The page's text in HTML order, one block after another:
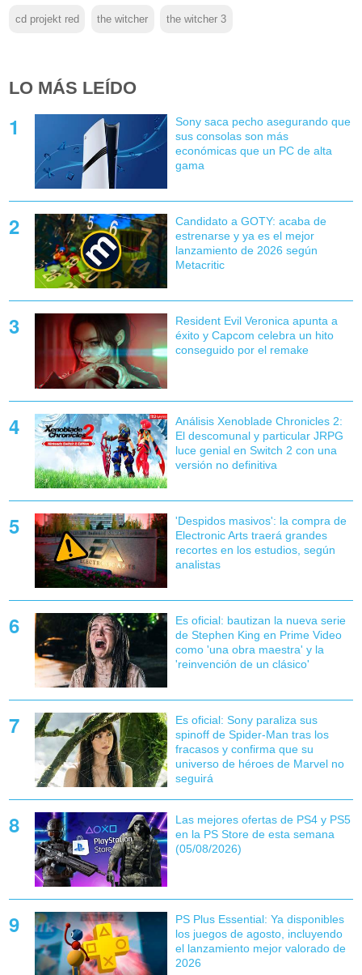
cd projekt red the witcher the witcher 3
LO MÁS LEÍDO
Sony saca pecho asegurando que
sus consolas son más
económicas que un PC de alta
gama
Candidato a GOTY: acaba de
estrenarse y ya es el mejor
lanzamiento de 2026 según
Metacritic
Resident Evil Veronica apunta a
éxito y Capcom celebra un hito
conseguido por el remake
Análisis Xenoblade Chronicles 2:
El descomunal y particular JRPG
luce genial en Switch 2 con una
versión no definitiva
'Despidos masivos': la compra de
Electronic Arts traerá grandes
recortes en los estudios, según
analistas
Es oficial: bautizan la nueva serie
de Stephen King en Prime Video
como 'una obra maestra' y la
'reinvención de un clásico'
Es oficial: Sony paraliza sus
spinoff de Spider-Man tras los
fracasos y confirma que su
universo de héroes de Marvel no
seguirá
Las mejores ofertas de PS4 y PS5
en la PS Store de esta semana
(05/08/2026)
PS Plus Essential: Ya disponibles
los juegos de agosto, incluyendo
el lanzamiento mejor valorado de
2026